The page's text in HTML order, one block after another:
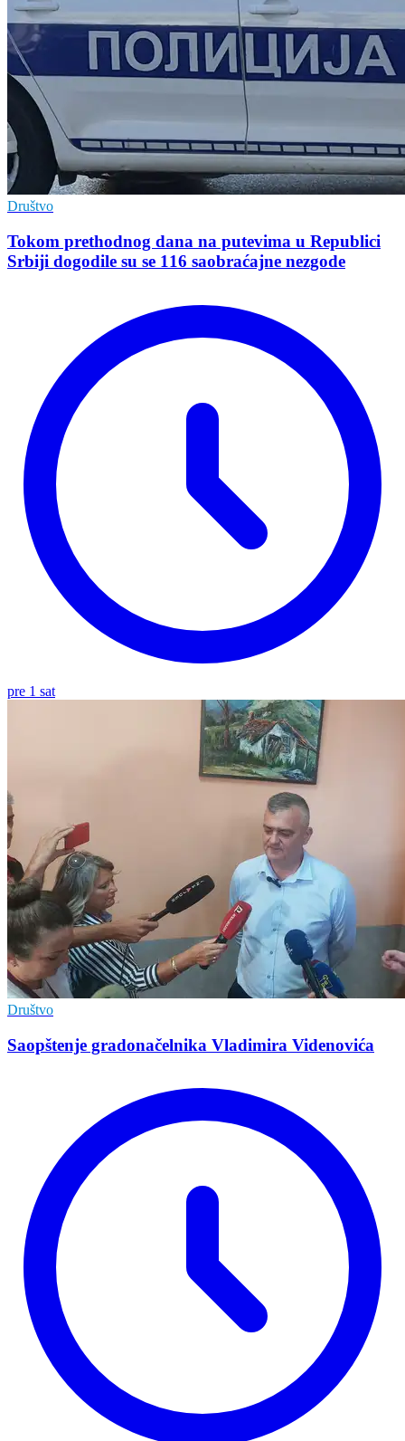
Društvo
Tokom prethodnog dana na putevima u Republici
Srbiji dogodile su se 116 saobraćajne nezgode
pre 1 sat
Društvo
Saopštenje gradonačelnika Vladimira Videnovića